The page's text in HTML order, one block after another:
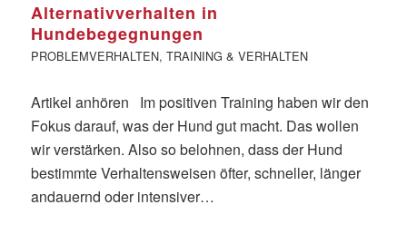
Alternativverhalten in
Hundebegegnungen
PROBLEMVERHALTEN, TRAINING & VERHALTEN
Artikel anhören Im positiven Training haben wir den
Fokus darauf, was der Hund gut macht. Das wollen
wir verstärken. Also so belohnen, dass der Hund
bestimmte Verhaltensweisen öfter, schneller, länger
andauernd oder intensiver…